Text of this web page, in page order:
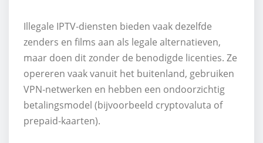
Illegale IPTV‑diensten bieden vaak dezelfde
zenders en films aan als legale alternatieven,
maar doen dit zonder de benodigde licenties. Ze
opereren vaak vanuit het buitenland, gebruiken
VPN‑netwerken en hebben een ondoorzichtig
betalingsmodel (bijvoorbeeld cryptovaluta of
prepaid‑kaarten).